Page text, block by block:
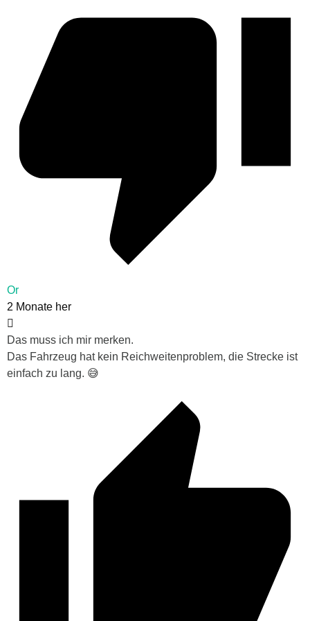
Or
2 Monate her
Das muss ich mir merken.
Das Fahrzeug hat kein Reichweitenproblem, die Strecke ist
einfach zu lang. 😅